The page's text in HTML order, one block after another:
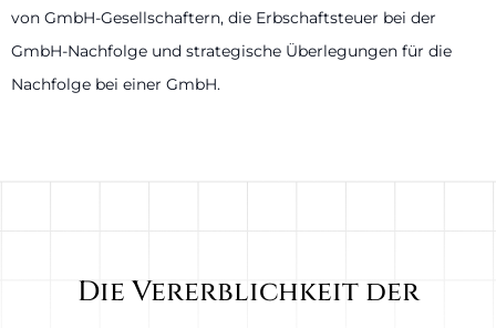
von GmbH-Gesellschaftern, die Erbschaftsteuer bei der
GmbH-Nachfolge und strategische Überlegungen für die
Nachfolge bei einer GmbH.
Die Vererblichkeit der